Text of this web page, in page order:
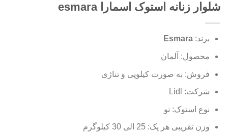
شلوار زنانه استوک اسمارا esmara
برند: Esmara
محصول: آلمان
فروش: به صورت کیلویی و تناژی
شرکت: Lidl
نوع استوک: نو
وزن تقریبی هر پک: 25 الی 30 کیلوگرم